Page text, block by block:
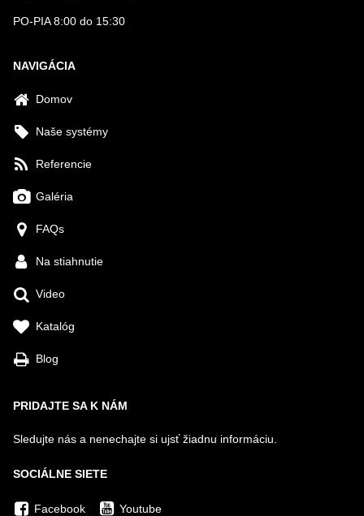
PO-PIA 8:00 do 15:30
NAVIGÁCIA
Domov
Naše systémy
Referencie
Galéria
FAQs
Na stiahnutie
Video
Katalóg
Blog
PRIDAJTE SA K NÁM
Sledujte nás a nenechajte si ujsť žiadnu informáciu.
SOCIÁLNE SIETE
Facebook Youtube